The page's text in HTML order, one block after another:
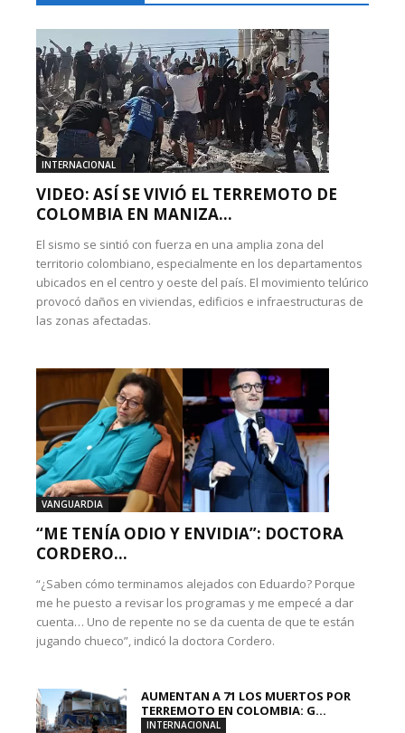
INTERNACIONAL
VIDEO: ASÍ SE VIVIÓ EL TERREMOTO DE
COLOMBIA EN MANIZA...
El sismo se sintió con fuerza en una amplia zona del
territorio colombiano, especialmente en los departamentos
ubicados en el centro y oeste del país. El movimiento telúrico
provocó daños en viviendas, edificios e infraestructuras de
las zonas afectadas.
VANGUARDIA
“ME TENÍA ODIO Y ENVIDIA”: DOCTORA
CORDERO...
“¿Saben cómo terminamos alejados con Eduardo? Porque
me he puesto a revisar los programas y me empecé a dar
cuenta… Uno de repente no se da cuenta de que te están
jugando chueco”, indicó la doctora Cordero.
AUMENTAN A 71 LOS MUERTOS POR
TERREMOTO EN COLOMBIA: G...
INTERNACIONAL